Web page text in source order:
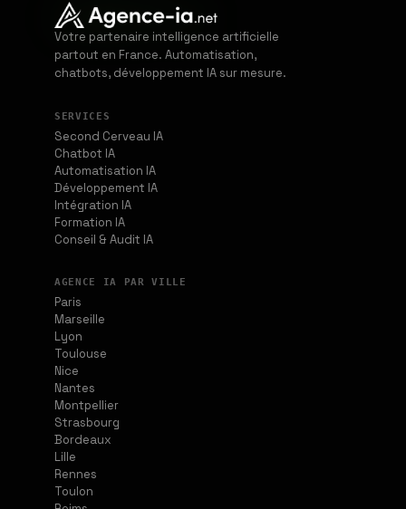
Votre partenaire intelligence artificielle
partout en France. Automatisation,
chatbots, développement IA sur mesure.
SERVICES
Second Cerveau IA
Chatbot IA
Automatisation IA
Développement IA
Intégration IA
Formation IA
Conseil & Audit IA
AGENCE IA PAR VILLE
Paris
Marseille
Lyon
Toulouse
Nice
Nantes
Montpellier
Strasbourg
Bordeaux
Lille
Rennes
Toulon